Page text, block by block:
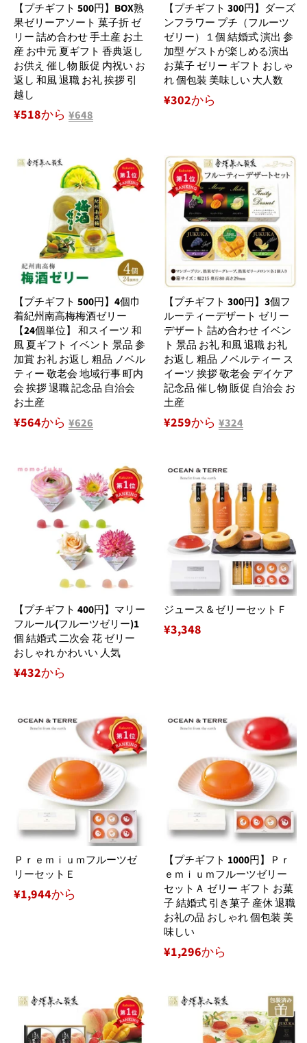
【プチギフト 500円】BOX熟
果ゼリーアソート 菓子折 ゼ
リー 詰め合わせ 手土産 お土
産 お中元 夏ギフト 香典返し
お供え 催し物 販促 内祝い お
返し 和風 退職 お礼 挨拶 引
越し
¥518から ¥648
【プチギフト 300円】ダーズ
ンフラワー プチ（フルーツ
ゼリー）１個 結婚式 演出 参
加型 ゲストが楽しめる演出
お菓子 ゼリー ギフト おしゃ
れ 個包装 美味しい 大人数
¥302から
【プチギフト 500円】4個巾
着紀州南高梅梅酒ゼリー
【24個単位】 和スイーツ 和
風 夏ギフト イベント 景品 参
加賞 お礼 お返し 粗品 ノベル
ティー 敬老会 地域行事 町内
会 挨拶 退職 記念品 自治会
お土産
¥564から ¥626
【プチギフト 300円】3個フ
ルーティーデザート ゼリー
デザート 詰め合わせ イベン
ト 景品 お礼 和風 退職 お礼
お返し 粗品 ノベルティー ス
イーツ 挨拶 敬老会 デイケア
記念品 催し物 販促 自治会 お
土産
¥259から ¥324
【プチギフト 400円】マリー
フルール(フルーツゼリー)1
個 結婚式 二次会 花 ゼリー
おしゃれ かわいい 人気
¥432から
ジュース＆ゼリーセットＦ
通
¥3,348
Ｐｒｅｍｉｕｍフルーツゼ
リーセットＥ
¥1,944から
【プチギフト 1000円】Ｐｒ
ｅｍｉｕｍフルーツゼリー
セットＡ ゼリー ギフト お菓
子 結婚式 引き菓子 産休 退職
お礼の品 おしゃれ 個包装 美
味しい
¥1,296から